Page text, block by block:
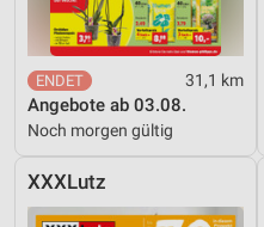
31,1 km
Angebote ab 03.08.
Noch morgen gültig
XXXLutz